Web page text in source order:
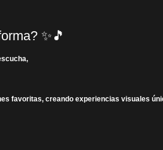
✨🎵
favoritas, creando experiencias visuales